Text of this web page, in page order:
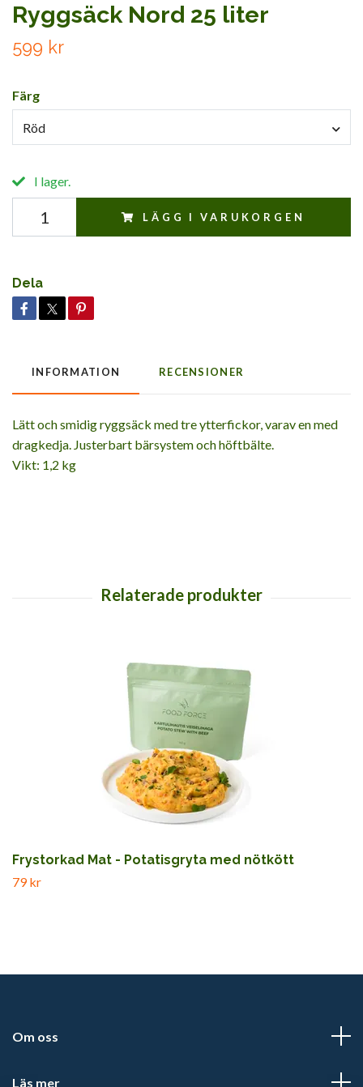
Ryggsäck Nord 25 liter
599 kr
Färg
Röd
I lager.
LÄGG I VARUKORGEN
Dela
INFORMATION RECENSIONER
Lätt och smidig ryggsäck med tre ytterfickor, varav en med
dragkedja. Justerbart bärsystem och höftbälte.
Vikt: 1,2 kg
Frystorkad Mat - Potatisgryta med nötkött
79 kr
Om oss
Läs mer